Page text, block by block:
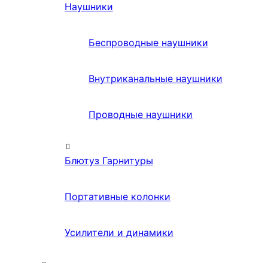
Наушники
Беспроводные наушники
Внутриканальные наушники
Проводные наушники
Блютуз Гарнитуры
Портативные колонки
Усилители и динамики